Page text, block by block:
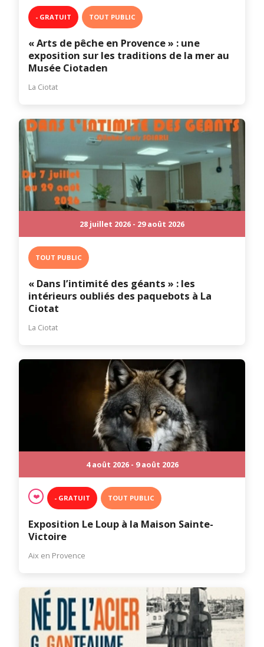
- GRATUIT TOUT PUBLIC
« Arts de pêche en Provence » : une
exposition sur les traditions de la mer au
Musée Ciotaden
La Ciotat
28 juillet 2026 - 29 août 2026
TOUT PUBLIC
« Dans l’intimité des géants » : les
intérieurs oubliés des paquebots à La
Ciotat
La Ciotat
4 août 2026 - 9 août 2026
❤️ - GRATUIT TOUT PUBLIC
Exposition Le Loup à la Maison Sainte-
Victoire
Aix en Provence